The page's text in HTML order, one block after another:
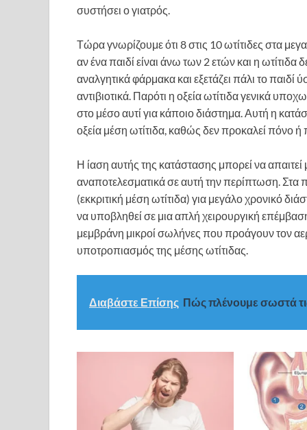
συστήσει ο γιατρός.
Τώρα γνωρίζουμε ότι 8 στις 10 ωτίτιδες στα
αν ένα παιδί είναι άνω των 2 ετών και η ωτίτιδα
αναλγητικά φάρμακα και εξετάζει πάλι το
αντιβιοτικά. Παρότι η οξεία ωτίτιδα γενικά
στο μέσο αυτί για κάποιο διάστημα. Αυτή η
οξεία μέση ωτίτιδα, καθώς δεν προκαλεί πόνο ή
Η ίαση αυτής της κατάστασης μπορεί να απαιτεί
αναποτελεσματικά σε αυτή την περίπτωση. Στα
(εκκριτική μέση ωτίτιδα) για μεγάλο χρονικό
να υποβληθεί σε μια απλή χειρουργική
μεμβράνη μικροί σωλήνες που προάγουν τον
υποτροπιασμός της μέσης ωτίτιδας.
Διαβάστε Επίσης Πώς πλένουμε σωστά